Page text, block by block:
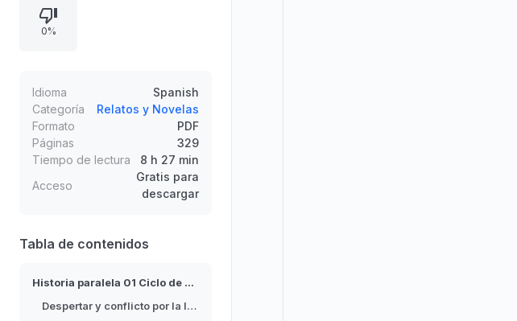
bromas, cansancio y el caos de
horarios, Jin-ha inicia su Algorithm
arrastran fatiga tras horas extra,
mientras los vínculos personales
sostienen el día a día.
0%
Idioma
Spanish
Categoría
Relatos y Novelas
Formato
PDF
Páginas
329
Tiempo de lectura
8 h 27 min
Acceso
Gratis para
descargar
Tabla de contenidos
Historia paralela 01 Ciclo de calor secreto
Despertar y conflicto por la luz del sol